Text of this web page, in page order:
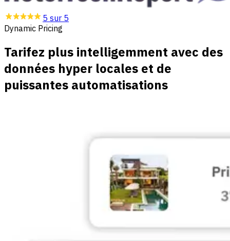
5 sur 5
Dynamic Pricing
Tarifez plus intelligemment avec des
données hyper locales et de
puissantes automatisations